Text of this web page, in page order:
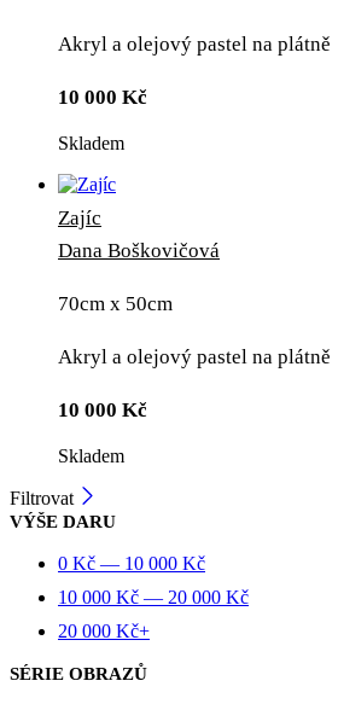
Akryl a olejový pastel na plátně
10 000 Kč
Skladem
Zajíc
Dana Boškovičová
70cm x 50cm
Akryl a olejový pastel na plátně
10 000 Kč
Skladem
Filtrovat
VÝŠE DARU
0 Kč — 10 000 Kč
10 000 Kč — 20 000 Kč
20 000 Kč+
SÉRIE OBRAZŮ